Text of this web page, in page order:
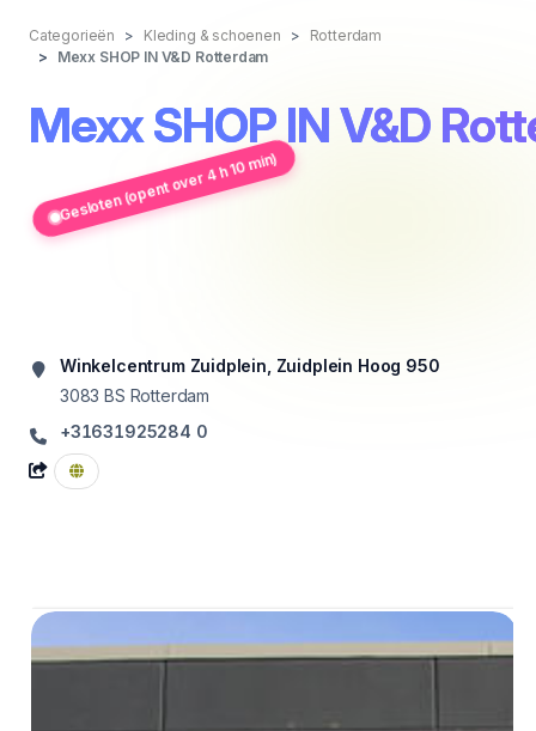
Categorieën Kleding & schoenen
Rotterdam
Mexx SHOP IN V&D Rotterdam
Mexx SHOP IN V&D
Gesloten (opent over 4 h 10 min)
Winkelcentrum Zuidplein, Zuidplein Hoog 950
3083 BS Rotterdam
+31631925284 0